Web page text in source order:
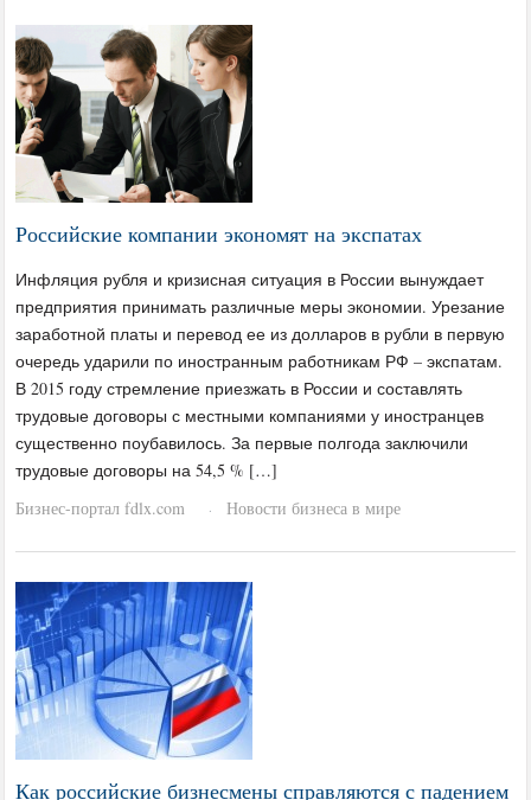
Российские компании экономят на экспатах
Инфляция рубля и кризисная ситуация в России вынуждает
предприятия принимать различные меры экономии. Урезание
заработной платы и перевод ее из долларов в рубли в первую
очередь ударили по иностранным работникам РФ – экспатам.
В 2015 году стремление приезжать в России и составлять
трудовые договоры с местными компаниями у иностранцев
существенно поубавилось. За первые полгода заключили
трудовые договоры на 54,5 % […]
Бизнес-портал fdlx.com
· Новости бизнеса в мире
Как российские бизнесмены справляются с падением